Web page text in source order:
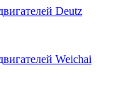
Deutz
Weichai